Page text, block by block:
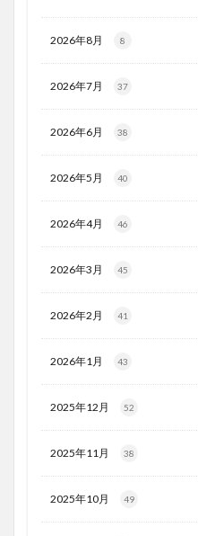
2026年8月 8
2026年7月 37
2026年6月 38
2026年5月 40
2026年4月 46
2026年3月 45
2026年2月 41
2026年1月 43
2025年12月 52
2025年11月 38
2025年10月 49